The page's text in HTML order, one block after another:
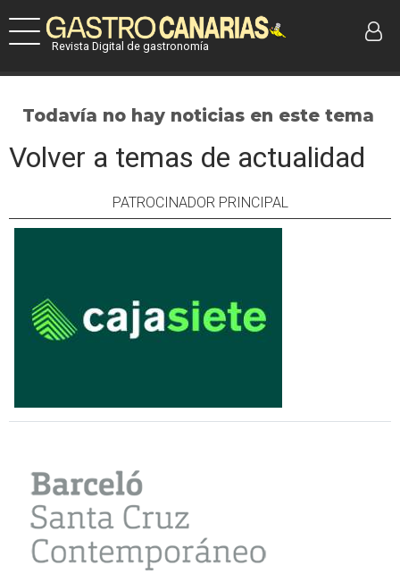
Revista Digital de gastronomía
Todavía no hay noticias en este tema
Volver a temas de actualidad
PATROCINADOR PRINCIPAL